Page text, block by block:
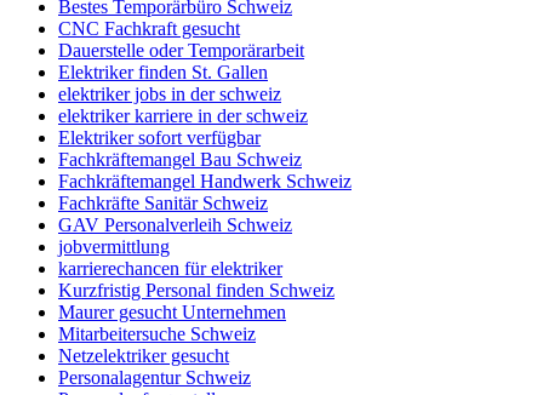
Bestes Temporärbüro Schweiz
CNC Fachkraft gesucht
Dauerstelle oder Temporärarbeit
Elektriker finden St. Gallen
elektriker jobs in der schweiz
elektriker karriere in der schweiz
Elektriker sofort verfügbar
Fachkräftemangel Bau Schweiz
Fachkräftemangel Handwerk Schweiz
Fachkräfte Sanitär Schweiz
GAV Personalverleih Schweiz
jobvermittlung
karrierechancen für elektriker
Kurzfristig Personal finden Schweiz
Maurer gesucht Unternehmen
Mitarbeitersuche Schweiz
Netzelektriker gesucht
Personalagentur Schweiz